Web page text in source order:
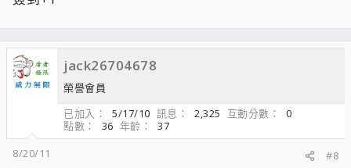
jack26704678
榮譽會員
已加入
5/17/10 訊息 2,325 互動分數
0
點數
36 年齡
37
8/20/11
#8